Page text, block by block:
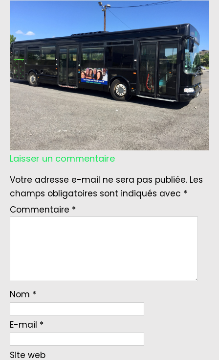
Laisser un commentaire
Votre adresse e-mail ne sera pas publiée. Les
champs obligatoires sont indiqués avec *
Commentaire *
Nom *
E-mail *
Site web